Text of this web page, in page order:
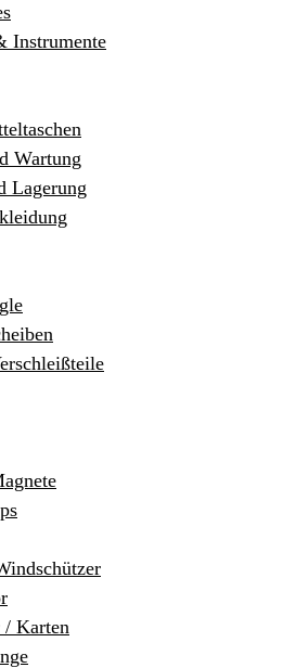
Instrumente
Wartung
Lagerung
/ Karten